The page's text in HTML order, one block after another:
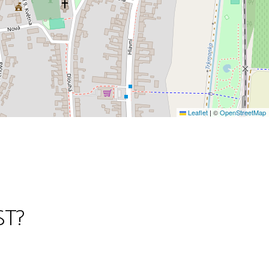
Leaflet | ©OpenStreetMap